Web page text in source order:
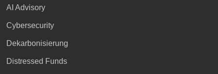
AI Advisory
Cybersecurity
Dekarbonisierung
Distressed Funds